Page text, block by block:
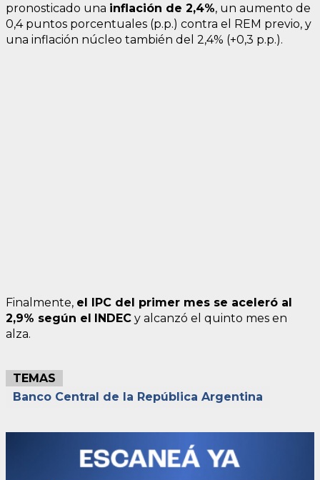
pronosticado una inflación de 2,4%, un aumento de
0,4 puntos porcentuales (p.p.) contra el REM previo, y
una inflación núcleo también del 2,4% (+0,3 p.p.).
Finalmente, el IPC del primer mes se aceleró al
2,9% según el INDEC y alcanzó el quinto mes en
alza.
TEMAS
Banco Central de la República Argentina